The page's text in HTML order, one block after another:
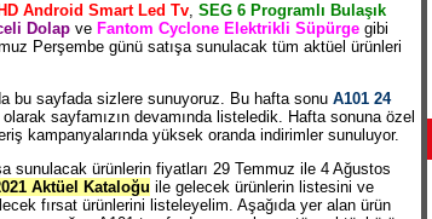
Android Smart Led Tv, SEG 6 Programlı Bulaşık
Dolapve Fantom Cyclone Elektrikli Süpürgegibi
Perşembe günü satışa sunulacak tüm aktüel ürünleri
bu sayfada sizlere sunuyoruz. Bu hafta sonu A101 24
sayfamızın devamında listeledik. Hafta sonuna özel
kampanyalarında yüksek oranda indirimler sunuluyor.
sunulacak ürünlerin fiyatları 29 Temmuz ile 4 Ağustos
Aktüel Kataloğu ile gelecek ürünlerin listesini ve
fırsat ürünlerini listeleyelim. Aşağıda yer alan ürün